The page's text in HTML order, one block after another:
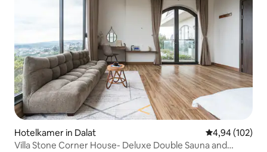
Hotelkamer in Dalat Gemiddelde
4,94 (102)
Villa Stone Corner House- Deluxe Double Sauna and